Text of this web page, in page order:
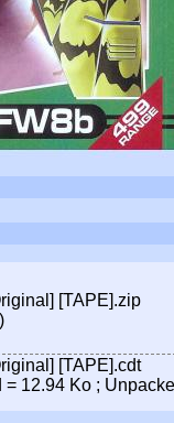
[TAPE].zip
[TAPE].cdt
12.94 Ko ;